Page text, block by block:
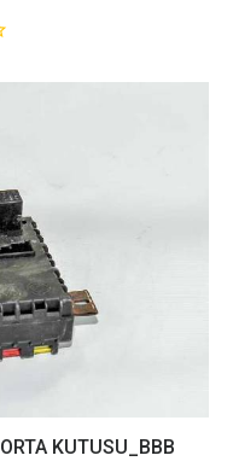
KUTUSU_BBB